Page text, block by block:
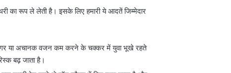
का रूप ले लेती है। इसके लिए हमारी ये आदतें जिम्मेदार
या अचानक वजन कम करने के चक्कर में युवा भूखे रहते
बढ़ जाता है।